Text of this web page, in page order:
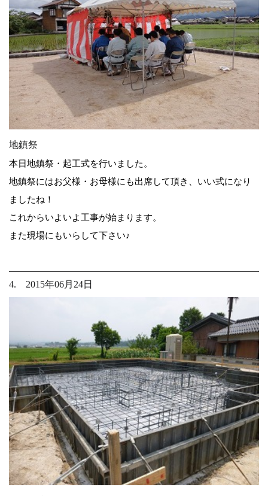
地鎮祭
本日地鎮祭・起工式を行いました。
地鎮祭にはお父様・お母様にも出席して頂き、いい式になり
ましたね！
これからいよいよ工事が始まります。
また現場にもいらして下さい♪
4. 2015年06月24日